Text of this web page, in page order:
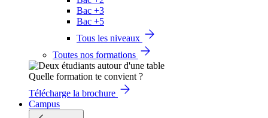
Bac +3
Bac +5
Tous les niveaux
Toutes nos formations
Quelle formation te convient ?
Télécharge la brochure
Campus